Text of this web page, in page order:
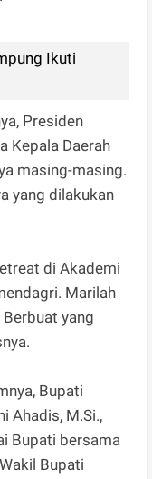
Ikuti
Presiden
Kepala Daerah
masing-masing.
yang dilakukan
di Akademi
Marilah
yang
Bupati
Ahadis, M.Si.,
Bupati bersama
Bupati